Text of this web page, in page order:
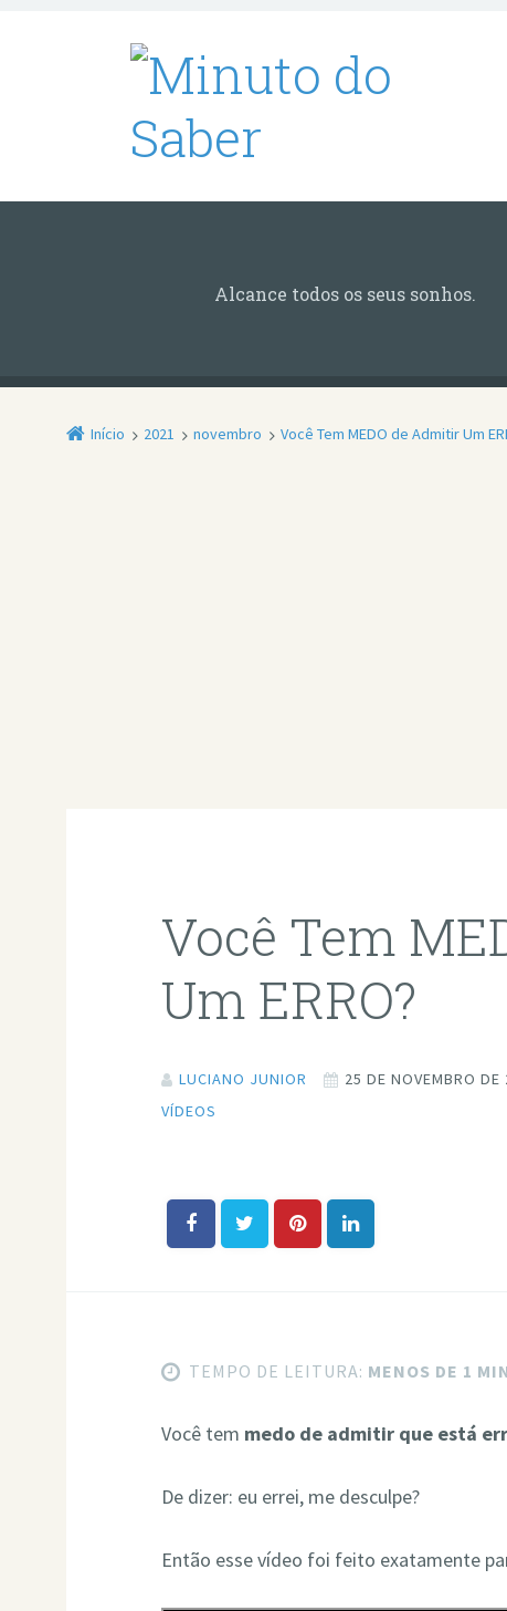
Alcance todos os seus sonhos.
Início 2021 novembro Você Tem MEDO de Admitir Um
Você Tem
Um ERRO?
LUCIANO JUNIOR 25 DE NOVEMBRO DE
VÍDEOS
TEMPO DE LEITURA: MENOS DE 1
Você tem medo de admitir que está
De dizer: eu errei, me desculpe?
Então esse vídeo foi feito exatamente